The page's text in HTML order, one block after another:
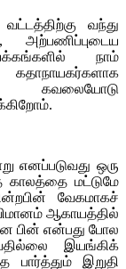
வந்து
அற்பணிப்புடைய
நாம்
எனப்படுவது ஒரு
காலத்தை மட்டுமே
வேகமாகச்
ஆகாயத்தில்
பின் என்பது போல
இயங்கிக்
பார்த்தும் இறுதி